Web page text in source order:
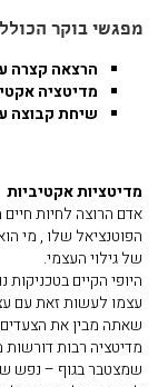
מפגשי בוקר
הרצאה קצרה
מדיטציה
שיחת קבוצה
מדיטציות אקטיביות
אדם הרוצה לחיות
הפוטנציאל שלו , מי
של גילוי העצמי.
היופי הקיים
עצמו לעשות זאת עם
שאתה מבין את
מדיטציה רבות
שמצטבר בגוף – נפש